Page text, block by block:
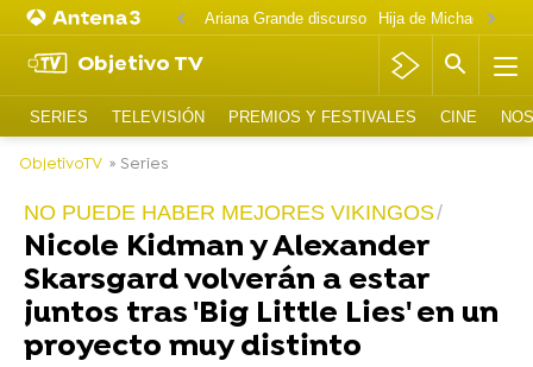
Ariana Grande discurso
Objetivo TV
SERIES TELEVISIÓN PREMIOS Y FESTIVALES CINE
ObjetivoTV » Series
NO PUEDE HABER MEJORES VIKINGOS
Nicole Kidman y Alexander
Skarsgard volverán a estar
juntos tras 'Big Little Lies' en un
proyecto muy distinto